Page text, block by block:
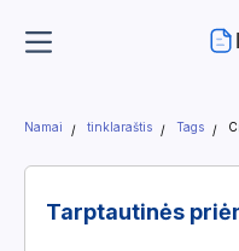
Namai tinklaraštis Tags
Tarptautinės